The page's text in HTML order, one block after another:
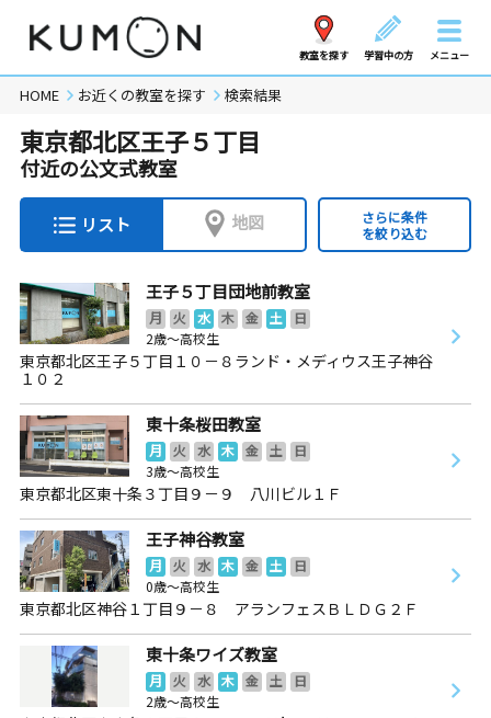
教室を探す 学習中の方 メニュー
HOME お近くの教室を探す 検索結果
東京都北区王子５丁目
付近の公文式教室
リスト 地図
さらに条件
を絞り込む
王子５丁目団地前教室
月 火 水 木 金 土
日
2歳～高校生
東京都北区王子５丁目１０－８ランド・メディウス王子神谷
１０２
東十条桜田教室
月 火 水 木 金 土
日
3歳～高校生
東京都北区東十条３丁目９－９ 八川ビル１Ｆ
王子神谷教室
月 火 水 木 金 土
日
0歳～高校生
東京都北区神谷１丁目９－８ アランフェスＢＬＤＧ２Ｆ
東十条ワイズ教室
月 火 水 木 金 土
日
2歳～高校生